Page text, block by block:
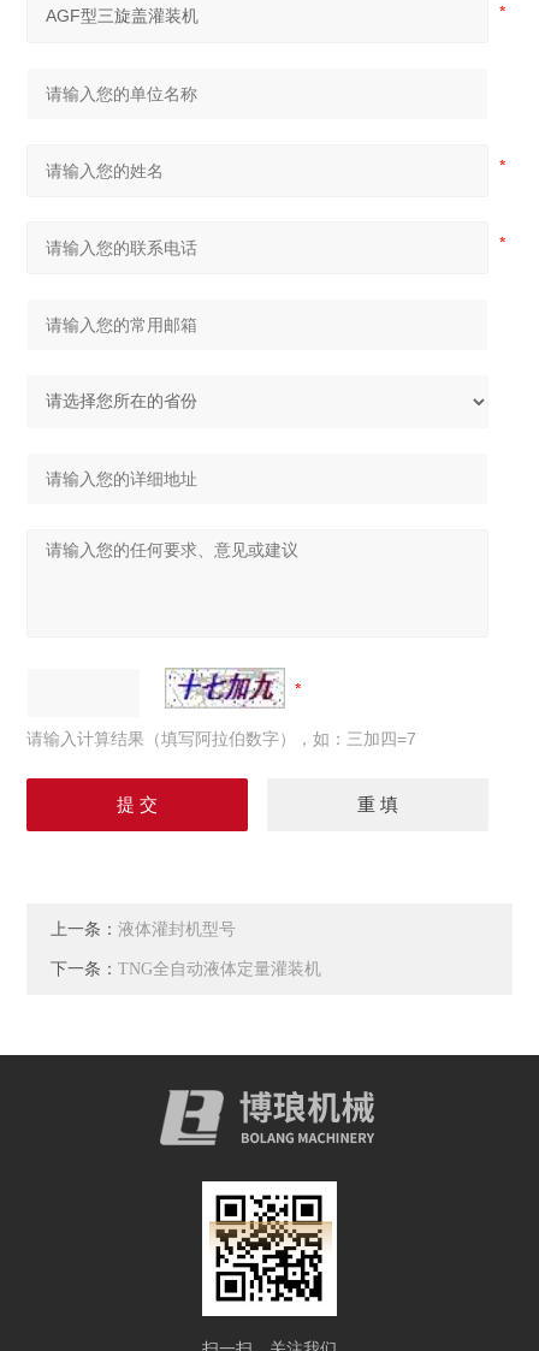
请输入计算结果（填写阿拉伯数字），如：三加四=7
上一条：液体灌封机型号
下一条：TNG全自动液体定量灌装机